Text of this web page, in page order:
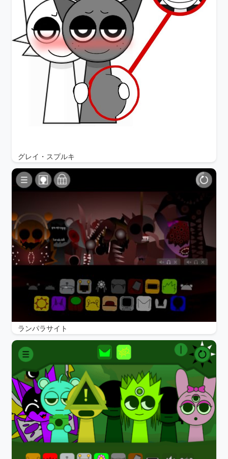
グレイ・スプルキ
ランパラサイト